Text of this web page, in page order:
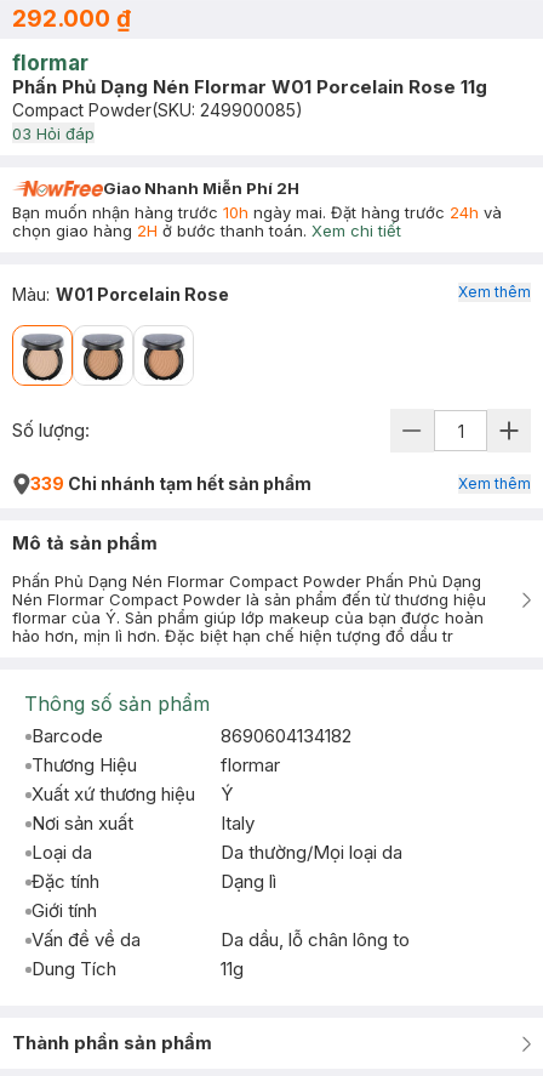
292.000 ₫
flormar
Phấn Phủ Dạng Nén Flormar W01 Porcelain Rose 11g
Compact Powder(SKU: 249900085)
03 Hỏi đáp
Giao Nhanh Miễn Phí 2H
Bạn muốn nhận hàng trước 10h ngày mai. Đặt hàng trước 24h và
chọn giao hàng 2H ở bước thanh toán. Xem chi tiết
Màu: W01 Porcelain Rose Xem thêm
Số lượng:
339 Chi nhánh tạm hết sản phẩm Xem thêm
Mô tả sản phẩm
Phấn Phủ Dạng Nén Flormar Compact Powder Phấn Phủ Dạng
Nén Flormar Compact Powder là sản phẩm đến từ thương hiệu
flormar của Ý. Sản phẩm giúp lớp makeup của bạn được hoàn
hảo hơn, mịn lì hơn. Đặc biệt hạn chế hiện tượng đổ dầu tr
Thông số sản phẩm
Barcode
8690604134182
Thương Hiệu
flormar
Xuất xứ thương hiệu
Ý
Nơi sản xuất
Italy
Loại da
Da thường/Mọi loại da
Đặc tính
Dạng lì
Giới tính
Vấn đề về da
Da dầu, lỗ chân lông to
Dung Tích
11g
Thành phần sản phẩm